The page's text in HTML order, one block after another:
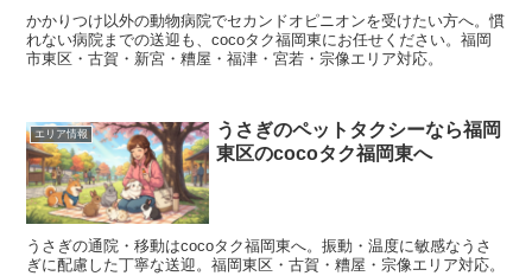
かかりつけ以外の動物病院でセカンドオピニオンを受けたい方へ。慣
れない病院までの送迎も、cocoタク福岡東にお任せください。福岡
市東区・古賀・新宮・糟屋・福津・宮若・宗像エリア対応。
エリア情報
うさぎのペットタクシーなら福岡
東区のcocoタク福岡東へ
うさぎの通院・移動はcocoタク福岡東へ。振動・温度に敏感なうさ
ぎに配慮した丁寧な送迎。福岡東区・古賀・糟屋・宗像エリア対応。